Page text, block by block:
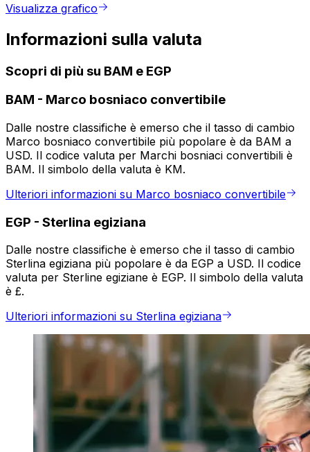
Visualizza grafico
Informazioni sulla valuta
Scopri di più su BAM e EGP
BAM - Marco bosniaco convertibile
Dalle nostre classifiche è emerso che il tasso di cambio
Marco bosniaco convertibile più popolare è da BAM a
USD. Il codice valuta per Marchi bosniaci convertibili è
BAM. Il simbolo della valuta è KM.
Ulteriori informazioni su Marco bosniaco convertibile
EGP - Sterlina egiziana
Dalle nostre classifiche è emerso che il tasso di cambio
Sterlina egiziana più popolare è da EGP a USD. Il codice
valuta per Sterline egiziane è EGP. Il simbolo della valuta
è £.
Ulteriori informazioni su Sterlina egiziana